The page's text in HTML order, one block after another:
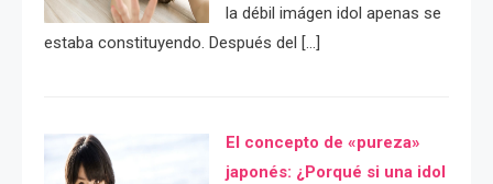
la débil imágen idol apenas se
estaba constituyendo. Después del […]
El concepto de «pureza»
japonés: ¿Porqué si una idol